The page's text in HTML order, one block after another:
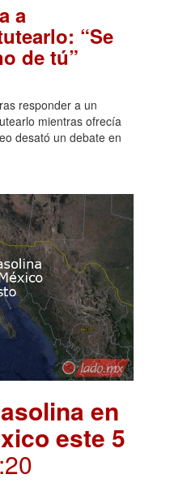
a
“Se
de tú”
responder a un
mientras ofrecía
desató un debate en
en
este 5